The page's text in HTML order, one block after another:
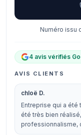
Numéro issu
4 avis vérifiés
AVIS CLIENTS
chloë D.
Entreprise qui a été
été très bien
professionnalisme,